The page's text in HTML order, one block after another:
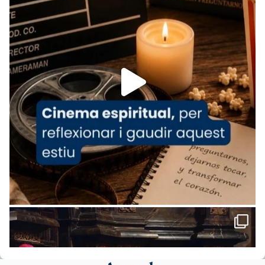
www.vaticannews.va/es/iglesia/news/2026-
07/carmina-historia-depresion-papa-viaje-
espana-testimoni...
Foto
View on Facebook · Share
Arquebisbat de Barcelona
2 weeks ago
«Avui les santes Juliana i Semproniana ens
ajuden a alçar la mirada»
Mons. Sergi Gordo, bisbe de Tortosa, ha
presidit aquest 27 de juliol la missa de Les
Santes de Mataró.
🔗tinyurl.com/cvu5jmbk
📸 J. Merino